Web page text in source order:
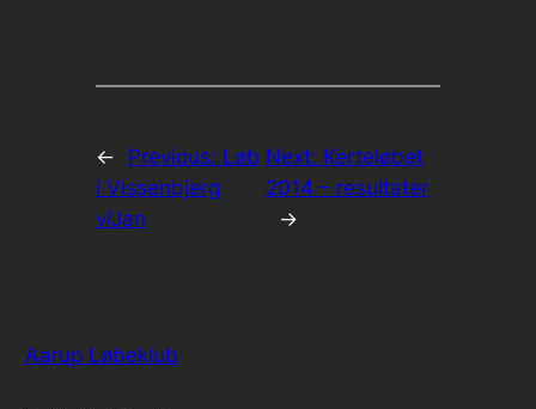
← Previous: Løb
i Vissenbjerg
v/Jan
Next: Kerteløbet
2014 – resultater
→
Aarup Løbeklub